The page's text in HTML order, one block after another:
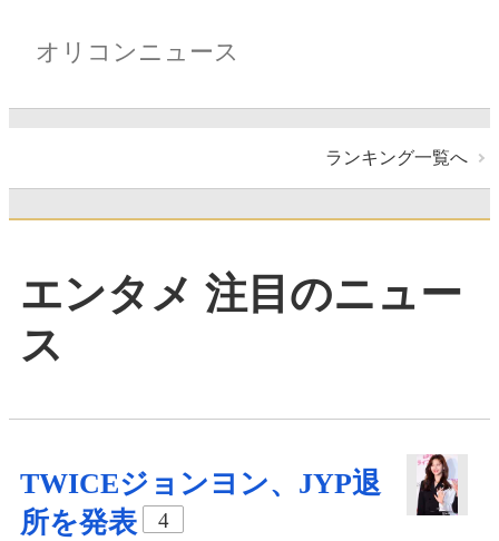
オリコンニュース
ランキング一覧へ
エンタメ 注目のニュー
ス
TWICEジョンヨン、JYP退
所を発表
4